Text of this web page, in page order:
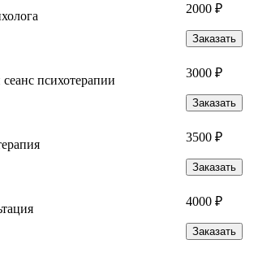
2000 ₽
Заказать
психотерапии
3000 ₽
Заказать
3500 ₽
Заказать
4000 ₽
Заказать